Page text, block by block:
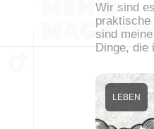
Wir sind
praktische
sind
Dinge, die
LEBEN